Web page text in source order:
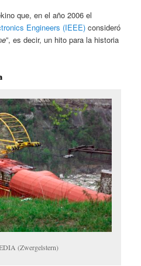
que, en el año 2006 el
Engineers (IEEE) consideró
”, es decir, un hito para la historia
(Zwergelstern)